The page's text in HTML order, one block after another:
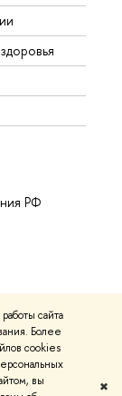
сайта
Более
cookies
вы
✖
РФ